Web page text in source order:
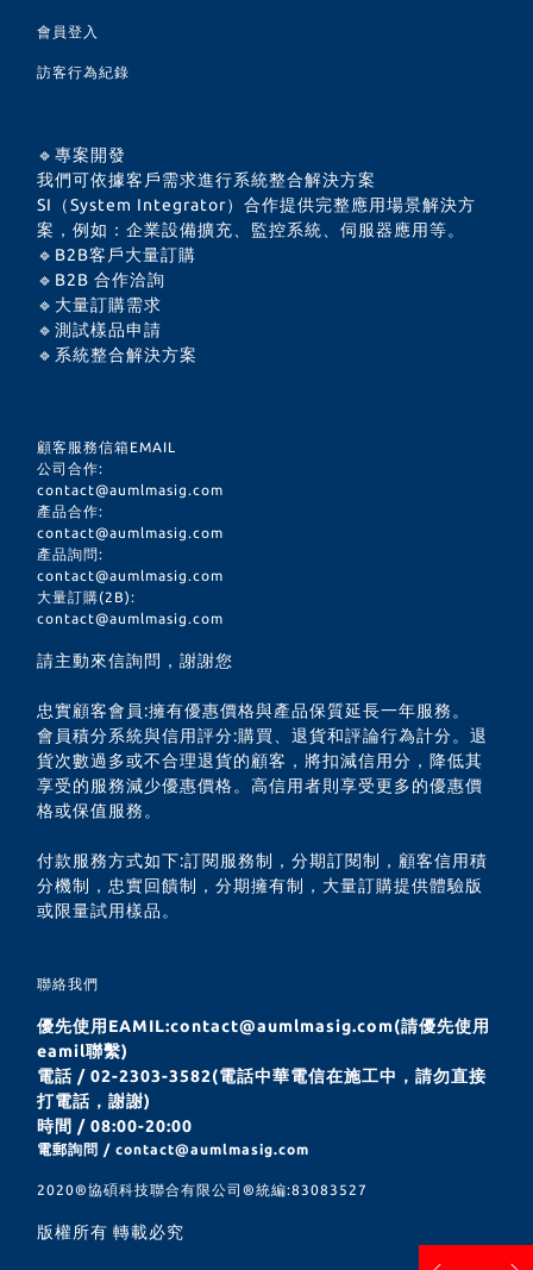
會員登入
訪客行為紀錄
🔹專案開發
我們可依據客戶需求進行系統整合解決方案
SI（System Integrator）合作提供完整應用場景解決方
案，例如：企業設備擴充、監控系統、伺服器應用等。
🔹B2B客戶大量訂購
🔹B2B 合作洽詢
🔹大量訂購需求
🔹測試樣品申請
🔹系統整合解決方案
顧客服務信箱EMAIL
公司合作:
contact@aumlmasig.com
產品合作:
contact@aumlmasig.com
產品詢問:
contact@aumlmasig.com
大量訂購(2B):
contact@aumlmasig.com
請主動來信詢問，謝謝您
忠實顧客會員:擁有優惠價格與產品保質延長一年服務。
會員積分系統與信用評分:購買、退貨和評論行為計分。退
貨次數過多或不合理退貨的顧客，將扣減信用分，降低其
享受的服務減少優惠價格。高信用者則享受更多的優惠價
格或保值服務。
付款服務方式如下:訂閱服務制，分期訂閱制，顧客信用積
分機制，忠實回饋制，分期擁有制，大量訂購提供體驗版
或限量試用樣品。
聯絡我們
優先使用EAMIL:contact@aumlmasig.com(請優先使用
eamil聯繫)
電話 / 02-2303-3582(電話中華電信在施工中，請勿直接
打電話，謝謝)
時間 / 08:00-20:00
電郵詢問 / contact@aumlmasig.com
2020®︎協碩科技聯合有限公司®︎統編:83083527
版權所有 轉載必究